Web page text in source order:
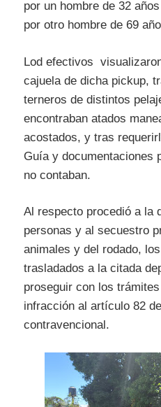
por un hombre de 32
por otro hombre de 69
Lod efectivos
cajuela de dicha pickup,
terneros de distintos
encontraban atados
acostados, y tras
Guía y documentaciones
no contaban.
Al respecto procedió a la
personas y al secuestro
animales y del rodado,
trasladados a la citada
proseguir con los
infracción al artículo 82
contravencional.